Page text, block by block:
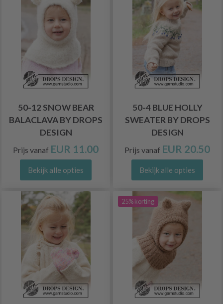
50-12 SNOW BEAR
BALACLAVA BY DROPS
DESIGN
Prijs vanaf EUR 11.00
Bekijk alle opties
50-4 BLUE HOLLY
SWEATER BY DROPS
DESIGN
Prijs vanaf EUR 20.50
Bekijk alle opties
25% korting